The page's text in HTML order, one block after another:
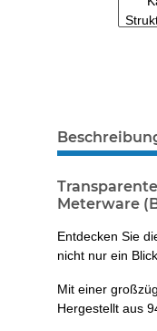
weitere
Meterware
Entdecken Sie
nicht nur ein
Mit einer
Hergestellt aus